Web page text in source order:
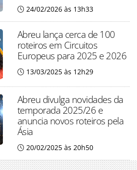
24/02/2026 às 13h33
Abreu lança cerca de 100
roteiros em Circuitos
Europeus para 2025 e 2026
13/03/2025 às 12h29
Abreu divulga novidades da
temporada 2025/26 e
anuncia novos roteiros pela
Ásia
20/02/2025 às 20h50